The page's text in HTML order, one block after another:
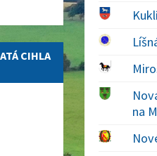
CIHLA
na